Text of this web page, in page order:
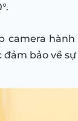
camera
đảm bảo về